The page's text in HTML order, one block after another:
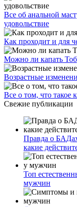
Все об анальной
удовольствие
Как проходит и для
Можно ли капать
Возрастные
Все о том, что такое
Свежие публикации
Правда о
какие
Топ
мужчин